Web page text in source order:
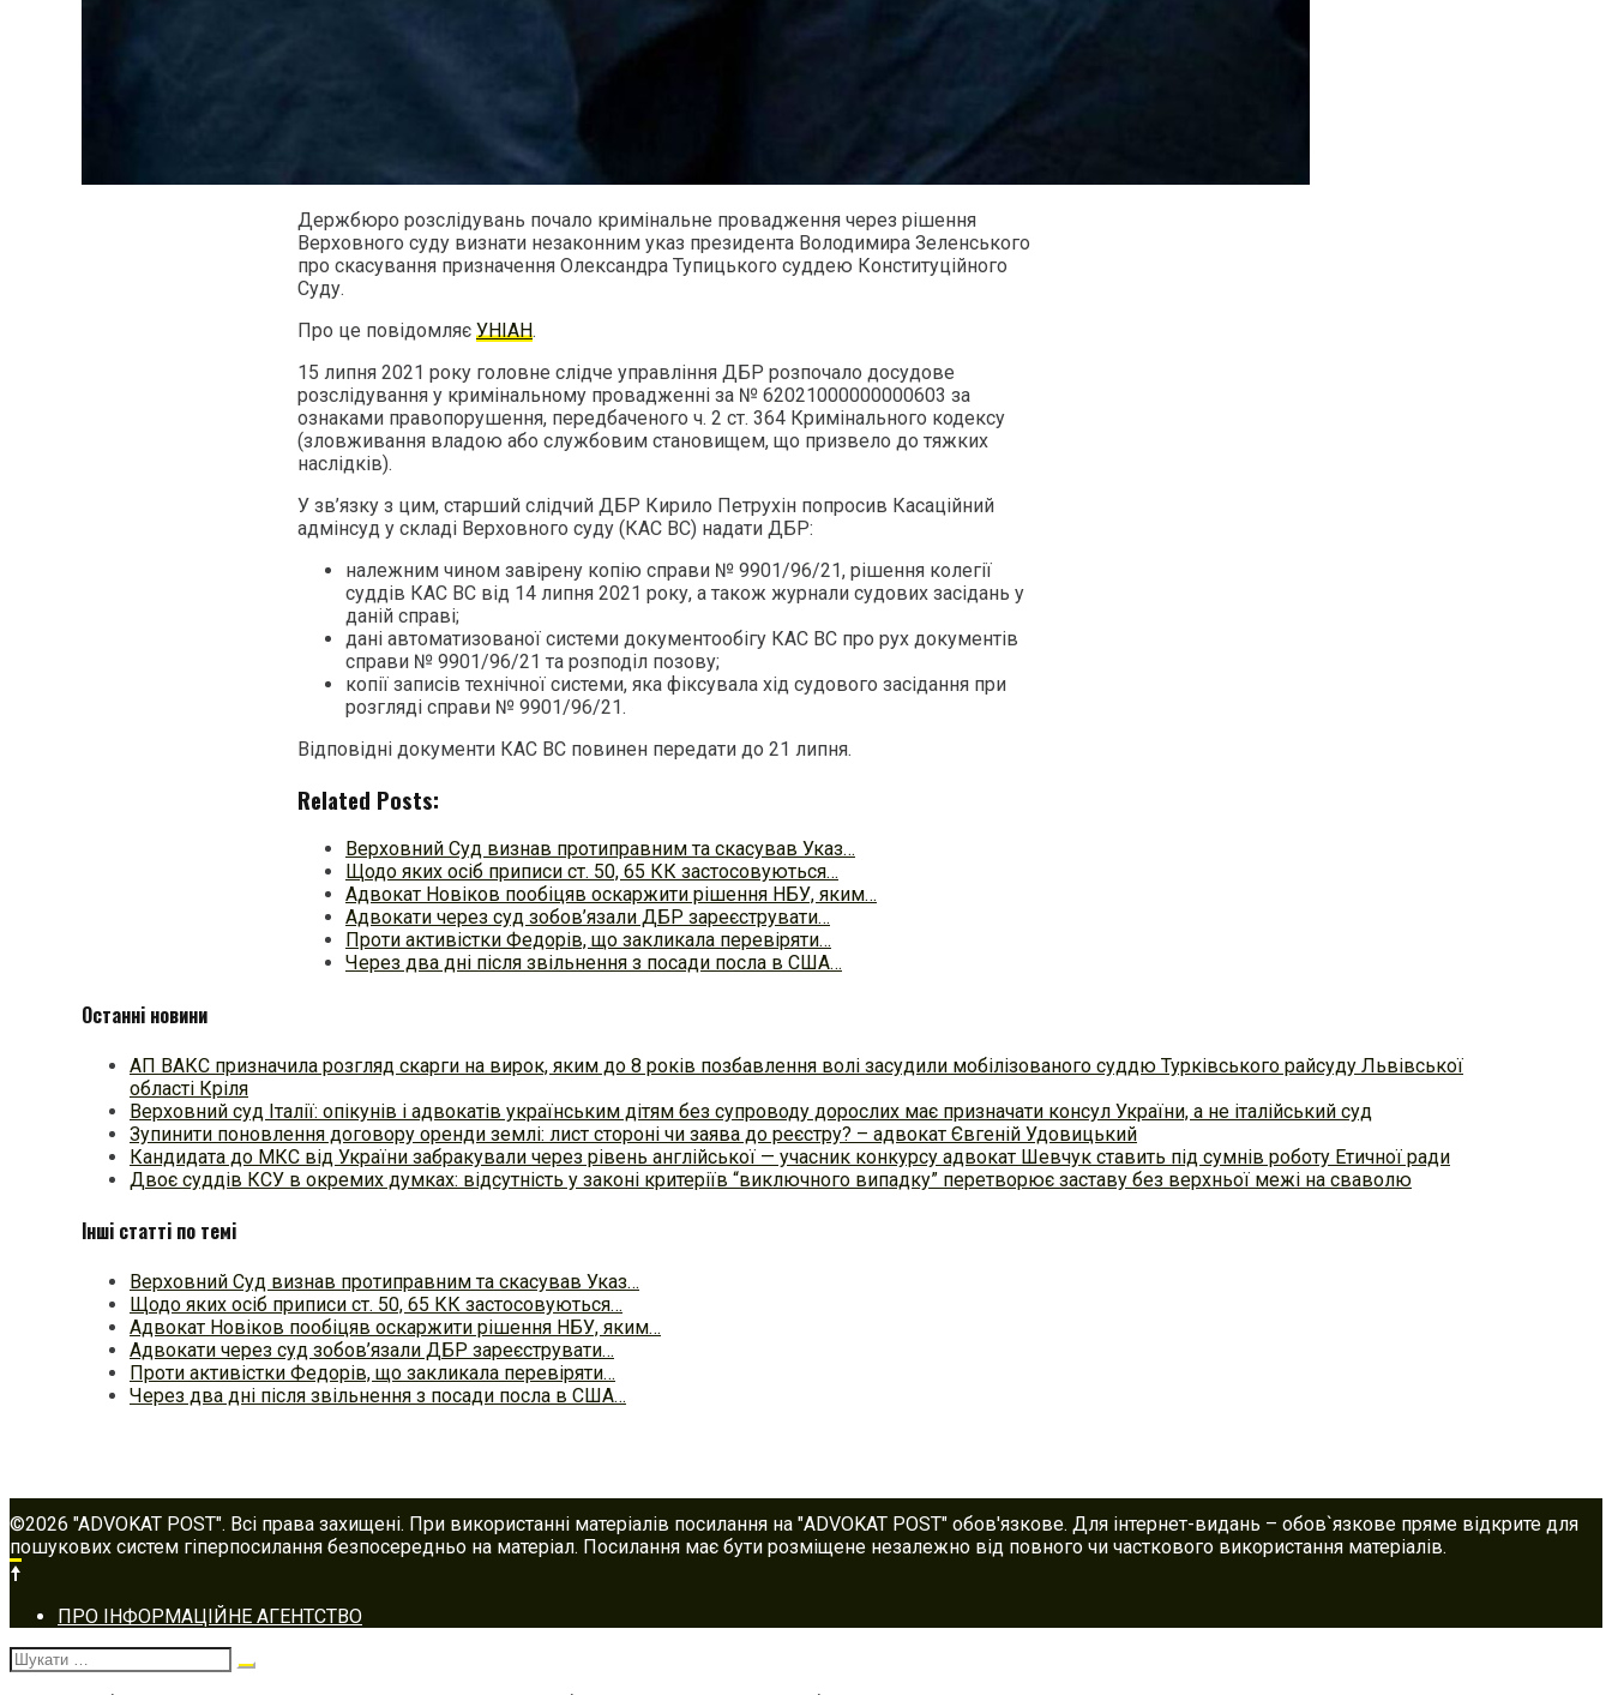
Держбюро розслідувань почало кримінальне провадження через рішення
Верховного суду визнати незаконним указ президента Володимира Зеленського
про скасування призначення Олександра Тупицького суддею Конституційного
Суду.
Про це повідомляє УНІАН.
15 липня 2021 року головне слідче управління ДБР розпочало досудове
розслідування у кримінальному провадженні за № 62021000000000603 за
ознаками правопорушення, передбаченого ч. 2 ст. 364 Кримінального кодексу
(зловживання владою або службовим становищем, що призвело до тяжких
наслідків).
У зв’язку з цим, старший слідчий ДБР Кирило Петрухін попросив Касаційний
адмінсуд у складі Верховного суду (КАС ВС) надати ДБР:
належним чином завірену копію справи № 9901/96/21, рішення колегії
суддів КАС ВС від 14 липня 2021 року, а також журнали судових засідань у
даній справі;
дані автоматизованої системи документообігу КАС ВС про рух документів
справи № 9901/96/21 та розподіл позову;
копії записів технічної системи, яка фіксувала хід судового засідання при
розгляді справи № 9901/96/21.
Відповідні документи КАС ВС повинен передати до 21 липня.
Related Posts:
Верховний Суд визнав протиправним та скасував Указ…
Щодо яких осіб приписи ст. 50, 65 КК застосовуються…
Адвокат Новіков пообіцяв оскаржити рішення НБУ, яким…
Адвокати через суд зобов’язали ДБР зареєструвати…
Проти активістки Федорів, що закликала перевіряти…
Через два дні після звільнення з посади посла в США…
Останні новини
АП ВАКС призначила розгляд скарги на вирок, яким до 8 років позбавлення волі засудили мобілізованого суддю Турківського райсуду Львівської
області Кріля
Верховний суд Італії: опікунів і адвокатів українським дітям без супроводу дорослих має призначати консул України, а не італійський суд
Зупинити поновлення договору оренди землі: лист стороні чи заява до реєстру? – адвокат Євгеній Удовицький
Кандидата до МКС від України забракували через рівень англійської — учасник конкурсу адвокат Шевчук ставить під сумнів роботу Етичної ради
Двоє суддів КСУ в окремих думках: відсутність у законі критеріїв “виключного випадку” перетворює заставу без верхньої межі на сваволю
Інші статті по темі
Верховний Суд визнав протиправним та скасував Указ…
Щодо яких осіб приписи ст. 50, 65 КК застосовуються…
Адвокат Новіков пообіцяв оскаржити рішення НБУ, яким…
Адвокати через суд зобов’язали ДБР зареєструвати…
Проти активістки Федорів, що закликала перевіряти…
Через два дні після звільнення з посади посла в США…
©2026 "ADVOKAT POST". Всі права захищені. При використанні матеріалів посилання на "ADVOKAT POST" обов'язкове. Для інтернет-видань – обов`язкове пряме відкрите для
пошукових систем гіперпосилання безпосередньо на матеріал. Посилання має бути розміщене незалежно від повного чи часткового використання матеріалів.
Footer
navigation
ПРО ІНФОРМАЦІЙНЕ АГЕНТСТВО
Шукати: